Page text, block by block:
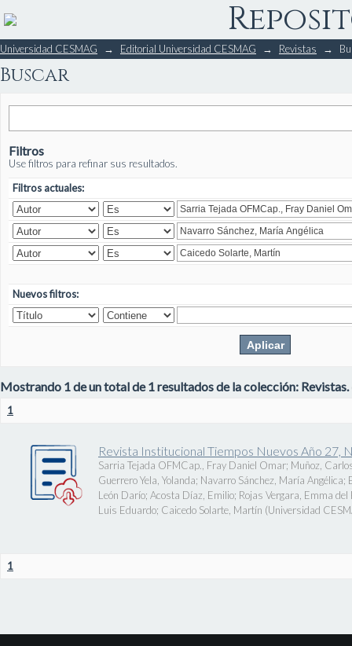
Buscar
Universidad CESMAG → Editorial Universidad CESMAG → Revistas →
Buscar
Filtros
Use filtros para refinar sus resultados.
Filtros actuales:
Nuevos filtros:
Mostrando 1 de un total de 1 resultados de la colección: Revistas.
1
Revista Institucional Tiempos Nuevos Año 27,
Sarria Tejada OFMCap., Fray Daniel Omar; Muñoz,
Guerrero Yela, Yolanda; Navarro Sánchez, María Angélica;
León Darío; Acosta Díaz, Emilio; Rojas Vergara, Emma del
Luis Eduardo; Caicedo Solarte, Martín (Universidad
1